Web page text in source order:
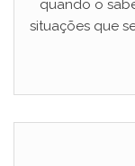
quando o
situações que